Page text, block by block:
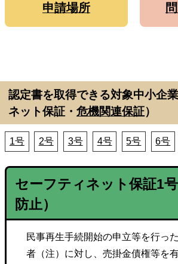
申請場所
認定書を取得できる対象中小企
ネット保証・危機関連保証）
1号 2号 3号 4号 5号 6号
セーフティネット保証1号
防止）
民事再生手続開始の申立等を行っ
者（注）に対し、売掛金債権等を